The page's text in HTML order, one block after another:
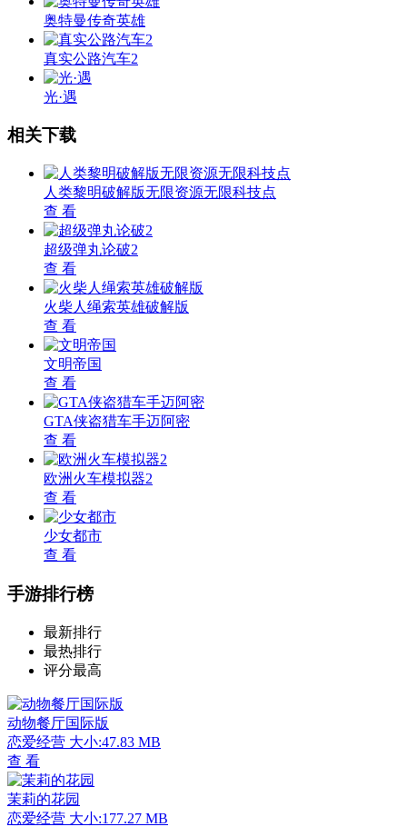
奥特曼传奇英雄
真实公路汽车2
光·遇
相关下载
人类黎明破解版无限资源无限科技点
查 看
超级弹丸论破2
查 看
火柴人绳索英雄破解版
查 看
文明帝国
查 看
GTA侠盗猎车手迈阿密
查 看
欧洲火车模拟器2
查 看
少女都市
查 看
手游排行榜
最新排行
最热排行
评分最高
动物餐厅国际版
恋爱经营 大小:47.83 MB
查 看
茉莉的花园
恋爱经营 大小:177.27 MB